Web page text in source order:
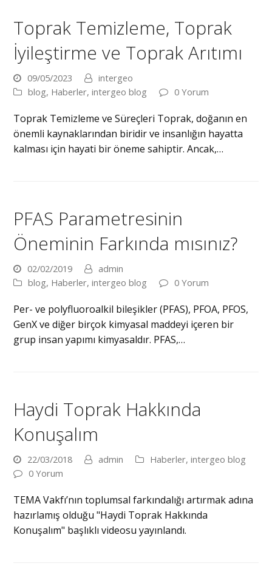
Toprak Temizleme, Toprak
İyileştirme ve Toprak Arıtımı
09/05/2023
intergeo
blog, Haberler,intergeo blog 0 Yorum
Toprak Temizleme ve Süreçleri Toprak, doğanın en
önemli kaynaklarından biridir ve insanlığın hayatta
kalması için hayati bir öneme sahiptir. Ancak,…
PFAS Parametresinin
Öneminin Farkında mısınız?
02/02/2019
admin
blog, Haberler,intergeo blog 0 Yorum
Per- ve polyfluoroalkil bileşikler (PFAS), PFOA, PFOS,
GenX ve diğer birçok kimyasal maddeyi içeren bir
grup insan yapımı kimyasaldır. PFAS,…
Haydi Toprak Hakkında
Konuşalım
22/03/2018 admin Haberler,intergeo blog
0 Yorum
TEMA Vakfı’nın toplumsal farkındalığı artırmak adına
hazırlamış olduğu "Haydi Toprak Hakkında
Konuşalım" başlıklı videosu yayınlandı.